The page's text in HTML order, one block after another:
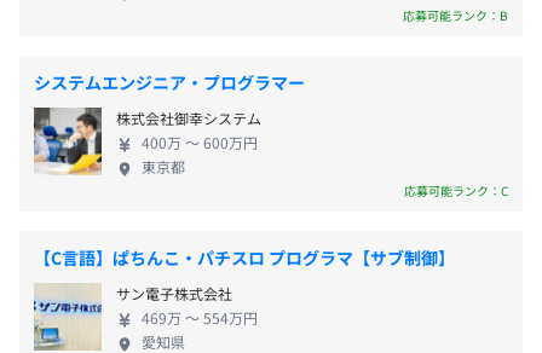
す。
毎月プロジェクトリーダーの評価を元に、定期的な面談を
おこなっているため、相談もしやすい環境です。
各種社会保険完備
3カ月
ぜひフレッシュな社長直下プロジェクトのコアメン
を支える「AUTOSAR」に携わりたいエンジニアをお
待ちしております！
応募可能ランク：B
システムエンジニア・プログラマー
株式会社御幸システム
400万 〜 600万円
東京都
応募可能ランク：C
【C言語】ぱちんこ・パチスロ プログラマ【サブ制御】
サン電子株式会社
469万 〜 554万円
愛知県